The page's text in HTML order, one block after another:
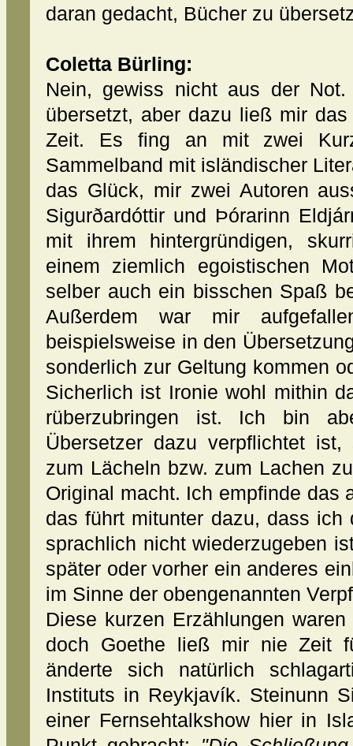
daran gedacht, Bücher zu
Coletta Bürling:
Nein, gewiss nicht aus der
übersetzt, aber dazu ließ mir
Zeit. Es fing an mit zwei
Sammelband mit isländischer
das Glück, mir zwei Autoren
Sigurðardóttir und Þórarinn
mit ihrem hintergründigen,
einem ziemlich egoistischen
selber auch ein bisschen Spaß
Außerdem war mir
beispielsweise in den
sonderlich zur Geltung kommen
Sicherlich ist Ironie wohl mithin
rüberzubringen ist. Ich bin
Übersetzer dazu verpflichtet
zum Lächeln bzw. zum Lachen
Original macht. Ich empfinde das
das führt mitunter dazu, dass
sprachlich nicht wiederzugeben
später oder vorher ein anderes
im Sinne der obengenannten
Diese kurzen Erzählungen
doch Goethe ließ mir nie Zeit
änderte sich natürlich
Instituts in Reykjavík. Steinunn
einer Fernsehtalkshow hier in